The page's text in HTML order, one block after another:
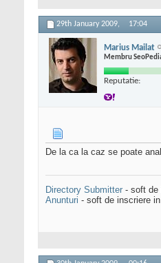
29th January 2009, 17:04
Marius Mailat
Membru
Reputatie:
De la ca la caz se poate
Directory Submitter - soft de
Anunturi - soft de inscriere